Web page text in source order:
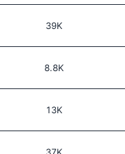
39K
8.8K
13K